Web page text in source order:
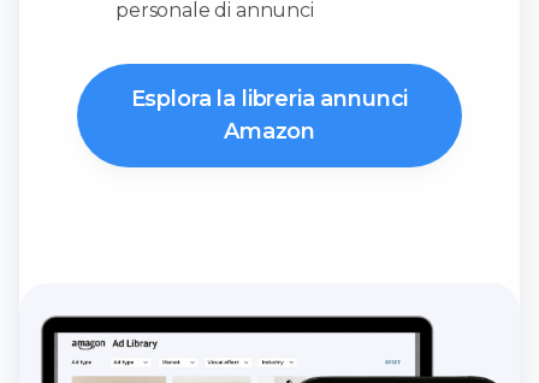
personale di annunci
Esplora la libreria annunci
Amazon